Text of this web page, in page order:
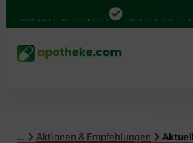
Mal in Deutschland Online bei Ihrer
... Aktionen & Empfehlungen